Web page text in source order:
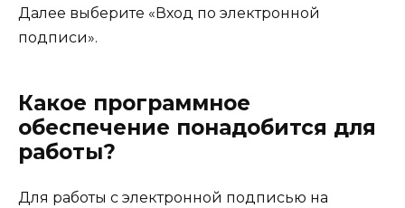
Далее выберите «Вход по электронной
подписи».
Какое программное
обеспечение понадобится для
работы?
Для работы c электронной подписью на